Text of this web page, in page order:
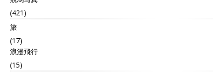
(421)
旅
(17)
浪漫飛行
(15)